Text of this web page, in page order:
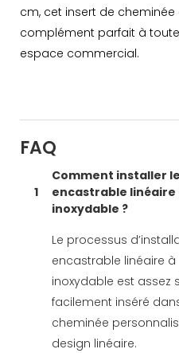
cm, cet insert de
complément parfait à
espace commercial.
FAQ
1
Comment installer
encastrable
inoxydable ?
Le processus
encastrable linéaire à
inoxydable est assez
facilement inséré
cheminée
design linéaire.